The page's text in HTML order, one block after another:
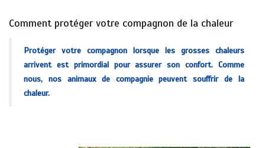
Comment protéger votre compagnon de la chaleur
Protéger votre compagnon lorsque les grosses chaleurs
arrivent est primordial pour assurer son confort. Comme
nous, nos animaux de compagnie peuvent souffrir de la
chaleur.